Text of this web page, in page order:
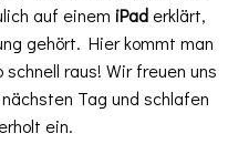
auf einem iPaderklärt,
gehört. Hier kommt man
raus! Wir freuen uns
Tag und schlafen
ein.